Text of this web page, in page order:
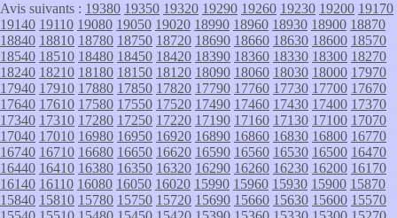
Avis suivants : 19380 19350 19320 19290 19260 19230 19200 19170
19140 19110 19080 19050 19020 18990 18960 18930 18900 18870
18840 18810 18780 18750 18720 18690 18660 18630 18600 18570
18540 18510 18480 18450 18420 18390 18360 18330 18300 18270
18240 18210 18180 18150 18120 18090 18060 18030 18000 17970
17940 17910 17880 17850 17820 17790 17760 17730 17700 17670
17640 17610 17580 17550 17520 17490 17460 17430 17400 17370
17340 17310 17280 17250 17220 17190 17160 17130 17100 17070
17040 17010 16980 16950 16920 16890 16860 16830 16800 16770
16740 16710 16680 16650 16620 16590 16560 16530 16500 16470
16440 16410 16380 16350 16320 16290 16260 16230 16200 16170
16140 16110 16080 16050 16020 15990 15960 15930 15900 15870
15840 15810 15780 15750 15720 15690 15660 15630 15600 15570